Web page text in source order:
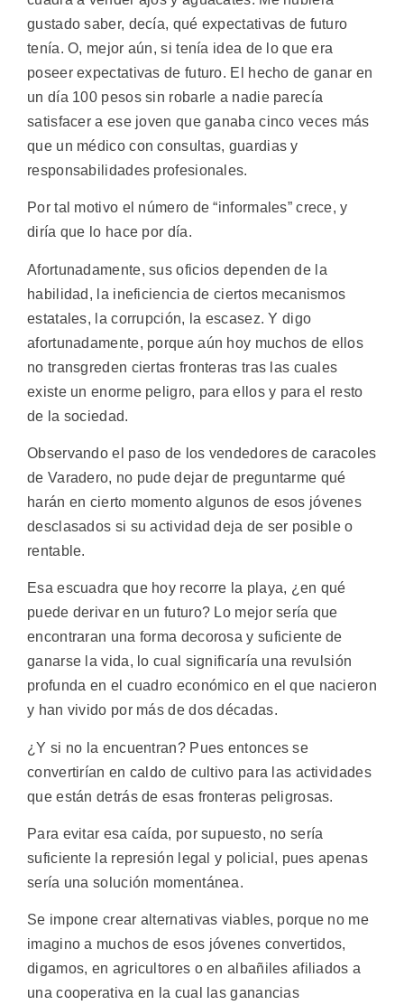
gustado saber, decía, qué expectativas de futuro
tenía. O, mejor aún, si tenía idea de lo que era
poseer expectativas de futuro. El hecho de ganar en
un día 100 pesos sin robarle a nadie parecía
satisfacer a ese joven que ganaba cinco veces más
que un médico con consultas, guardias y
responsabilidades profesionales.
Por tal motivo el número de “informales” crece, y
diría que lo hace por día.
Afortunadamente, sus oficios dependen de la
habilidad, la ineficiencia de ciertos mecanismos
estatales, la corrupción, la escasez. Y digo
afortunadamente, porque aún hoy muchos de ellos
no transgreden ciertas fronteras tras las cuales
existe un enorme peligro, para ellos y para el resto
de la sociedad.
Observando el paso de los vendedores de caracoles
de Varadero, no pude dejar de preguntarme qué
harán en cierto momento algunos de esos jóvenes
desclasados si su actividad deja de ser posible o
rentable.
Esa escuadra que hoy recorre la playa, ¿en qué
puede derivar en un futuro? Lo mejor sería que
encontraran una forma decorosa y suficiente de
ganarse la vida, lo cual significaría una revulsión
profunda en el cuadro económico en el que nacieron
y han vivido por más de dos décadas.
¿Y si no la encuentran? Pues entonces se
convertirían en caldo de cultivo para las actividades
que están detrás de esas fronteras peligrosas.
Para evitar esa caída, por supuesto, no sería
suficiente la represión legal y policial, pues apenas
sería una solución momentánea.
Se impone crear alternativas viables, porque no me
imagino a muchos de esos jóvenes convertidos,
digamos, en agricultores o en albañiles afiliados a
una cooperativa en la cual las ganancias